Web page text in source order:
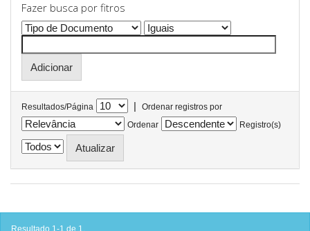
Fazer busca por fitros
Resultados/Página |
Ordenar registros por
Ordenar
Registro(s)
Resultado 1-1 de 1.